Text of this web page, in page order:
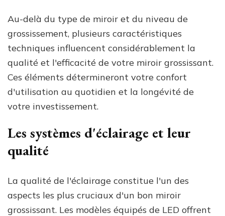
Au-delà du type de miroir et du niveau de
grossissement, plusieurs caractéristiques
techniques influencent considérablement la
qualité et l'efficacité de votre miroir grossissant.
Ces éléments détermineront votre confort
d'utilisation au quotidien et la longévité de
votre investissement.
Les systèmes d'éclairage et leur
qualité
La qualité de l'éclairage constitue l'un des
aspects les plus cruciaux d'un bon miroir
grossissant. Les modèles équipés de LED offrent